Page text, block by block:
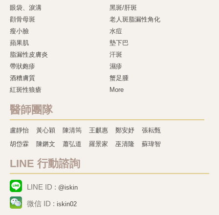
眼袋、淚溝
黑斑/肝斑
顴骨母斑
老人斑脂漏性角化
瘦小臉
水痘
蘋果肌
墊下巴
脂漏性皮膚炎
汗斑
帶狀皰疹
濕疹
酒糟膚質
蟹足腫
紅斑性狼瘡
More
醫師團隊
盧靜怡 黃心穎 陳清筠 王麒惠 鄭安妤
張耘甄
胡岱霖
陳鏘文 蕭弘道 羅景家 巫清隆 蘇瑋智
LINE 行動諮詢
LINE ID : @iskin
微信 ID : iskin02